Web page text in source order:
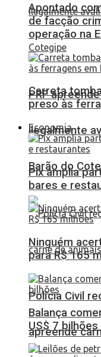
PRF
ilegalmente
Barão do
Polícia Civil
apreende
Apontado
de facção
operação na
Carreta
preso às
Economia
Pix amplia
bares e
Ninguém
para R$ 165
Balança
US$ 7 bilhões